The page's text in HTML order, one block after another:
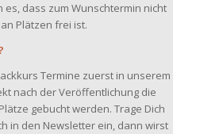
dass zum Wunschtermin nicht
Plätzen frei ist.
Termine zuerst in unserem
nach der Veröffentlichung die
gebucht werden. Trage Dich
in den Newsletter ein, dann wirst